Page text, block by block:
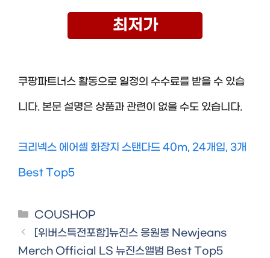
최저가
쿠팡파트너스 활동으로 일정의 수수료를 받을 수 있습
니다. 본문 설명은 상품과 관련이 없을 수도 있습니다.
크리넥스 에어셀 화장지 스탠다드 40m, 24개입, 3개
Best Top5
Categories
COUSHOP
[위버스특전포함]뉴진스 응원봉 Newjeans
Merch Official LS 뉴진스앨범 Best Top5